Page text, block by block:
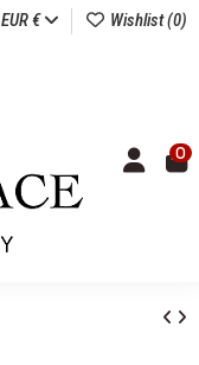
EUR € Wishlist (0)
0